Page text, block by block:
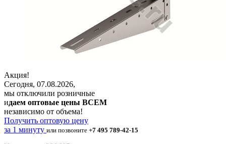
Акция!
Сегодня, 07.08.2026,
мы отключили розничные
идаем оптовые цены ВСЕМ
независимо от объема!
Получить оптовую цену
за 1 минуту или позвоните +7 495 789-42-15